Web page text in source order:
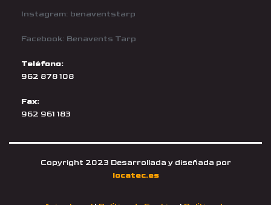
Instagram: benaventstarp
Facebook: Benavents Tarp
Teléfono:
962 878 108
Fax:
962 961 183
Copyright 2023 Desarrollada y diseñada por
locatec.es